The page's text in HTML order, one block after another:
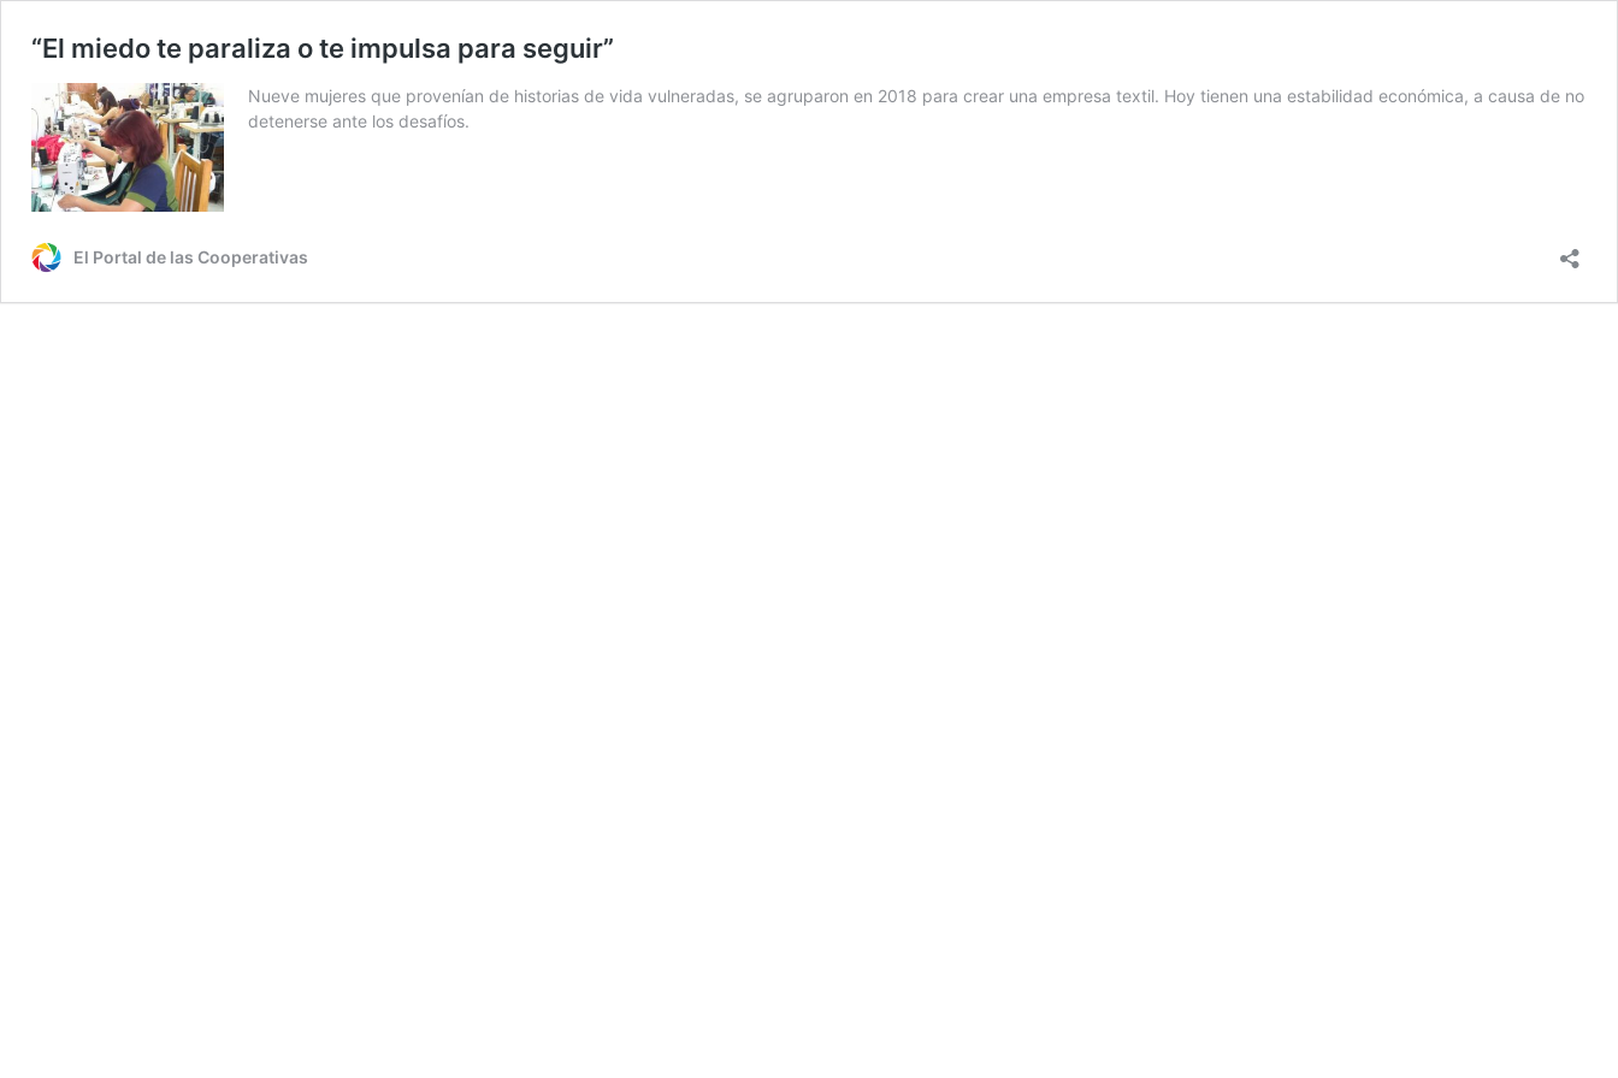
“El miedo te paraliza o te impulsa para seguir”
Nueve mujeres que provenían de historias de vida vulneradas, se agruparon en 2018 para crear una empresa textil. Hoy tienen una estabilidad económica, a causa de no
detenerse ante los desafíos.
El Portal de las Cooperativas